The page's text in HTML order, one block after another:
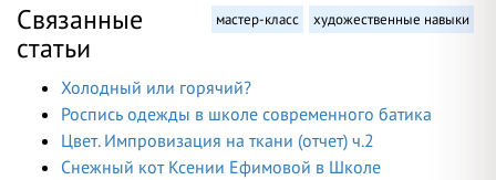
мастер-класс художественные навыки
Связанные
статьи
Холодный или горячий?
Роспись одежды в школе современного батика
Цвет. Импровизация на ткани (отчет) ч.2
Снежный кот Ксении Ефимовой в Школе